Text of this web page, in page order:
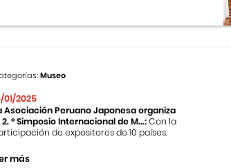
Museo
01/2025
Asociación Peruano Japonesa organiza
2. ° Simposio Internacional de M...:Con la
de expositores de 10 países.
más